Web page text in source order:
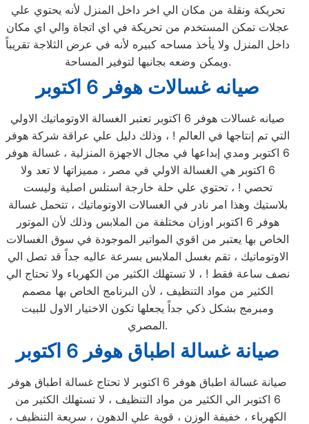
تحريكة ونقلة من مكان الي اخر داخل المنزل لأنه يحتوي علي
عجلات تمكن المستخدم من تحريكة في اي اتجاة والي اي مكان
داخل المنزل ولا يأخذ مساحه كبيره لأنه في عرض الثلاجة تقريباً
ويمكن وضعه بجانبها لتوفير المساحة.
صيانه غسالات هوفر 6 اكتوبر
صيانه غسالات هوفر 6 اكتوبر تعتبر الغسالة الاوتوماتيك الاولي
التي تم إنتاجها في العالم ! ، وذلك دليل علي عراقة شركة هوفر
6 اكتوبر ومدي إبداعها في مجال الاجهزة المنزلية ، غسالة هوفر
6 اكتوبر هي الغسالة الاولي في مصر ، مميزاتها لا تعد ولا
تحصي ! ، تحتوي علي حلة خارجة استلس اصلية وليست
بلاستيك وهذا امر نادر في الغسالات الاوتوماتيك ، تتحمل غسالة
هوفر 6 اكتوبر اوزان مختلفة من الملابس وذلك لأن الموتور
الخاص بها يعتبر من اقوي المواتير الموجودة في سوق الغسالات
الاوتوماتيك ، تقم بغسل الملابس بسرعة عاليه جداً قد تصل الي
نصف ساعة فقط ! ، لا تستهلك الكثير من الكهرباء ولا تحتاج الي
الكثير من مواد التنظيف ، لأن البرنامج الخاص بها مصمم
ومبرمج بشكل ذكي جداً يجعلها تكون الاختيار الاول للبيت
المصري.
صيانة غسالة اطباق هوفر 6 اكتوبر
صيانة غسالة اطباق هوفر 6 اكتوبر لا تحتاج غسالة اطباق هوفر
6 اكتوبر الي الكثير من مواد التنظيف ، لا تستهلك الكثير من
الكهرباء ، خفيفة الوزن ، قوية علي الدهون ، سريعة التنظيف ،